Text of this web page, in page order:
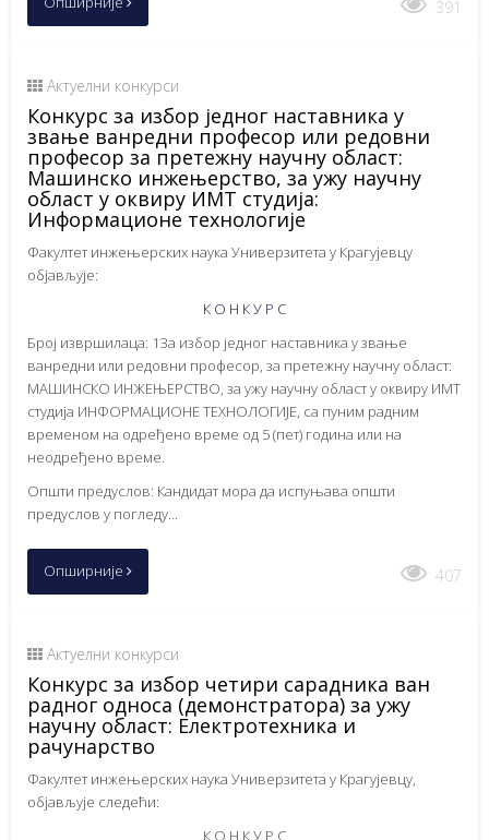
391
Актуелни конкурси
Конкурс за избор једног наставника у
звање ванредни професор или редовни
професор за претежну научну област:
Машинско инжењерство, за ужу научну
област у оквиру ИМТ студија:
Информационе технологије
Факултет инжењерских наука Универзитета у Крагујевцу
објављује:
К О Н К У Р С
Број извршилаца: 1За избор једног наставника у звање
ванредни или редовни професор, за претежну научну област:
МАШИНСКО ИНЖЕЊЕРСТВО, за ужу научну област у оквиру ИМТ
студија ИНФОРМАЦИОНЕ ТЕХНОЛОГИЈЕ, са пуним радним
временом на одређено време од 5 (пет) година или на
неодређено време.
Општи предуслов: Кандидат мора да испуњава општи
предуслов у погледу...
Опширније 407
Актуелни конкурси
Конкурс за избор четири сарадника ван
радног односа (демонстратора) за ужу
научну област: Електротехника и
рачунарство
Факултет инжењерских наука Универзитета у Крагујевцу,
објављује следећи:
К О Н К У Р С